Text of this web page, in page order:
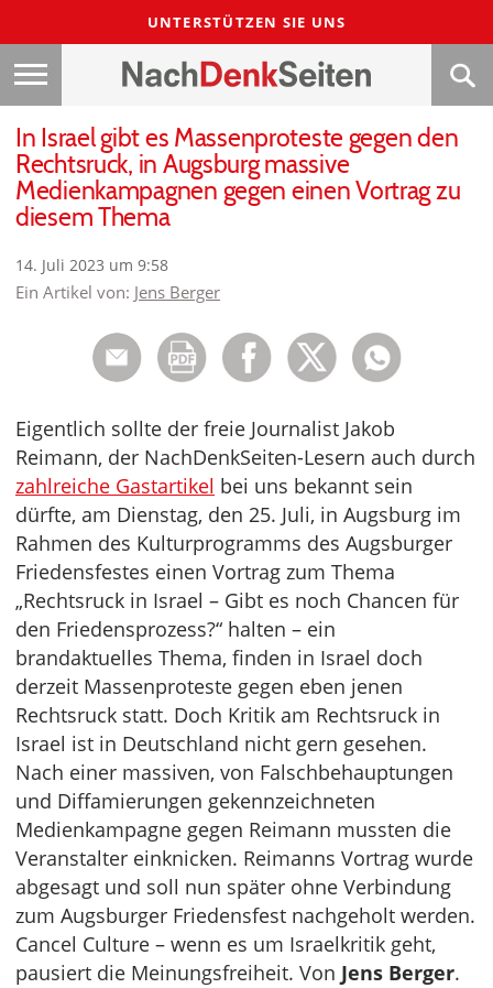
UNTERSTÜTZEN SIE UNS
In Israel gibt es Massenproteste gegen den
Rechtsruck, in Augsburg massive
Medienkampagnen gegen einen Vortrag zu
diesem Thema
14. Juli 2023 um 9:58
Ein Artikel von: Jens Berger
Eigentlich sollte der freie Journalist Jakob
Reimann, der NachDenkSeiten-Lesern auch durch
zahlreiche Gastartikel bei uns bekannt sein
dürfte, am Dienstag, den 25. Juli, in Augsburg im
Rahmen des Kulturprogramms des Augsburger
Friedensfestes einen Vortrag zum Thema
„Rechtsruck in Israel – Gibt es noch Chancen für
den Friedensprozess?“ halten – ein
brandaktuelles Thema, finden in Israel doch
derzeit Massenproteste gegen eben jenen
Rechtsruck statt. Doch Kritik am Rechtsruck in
Israel ist in Deutschland nicht gern gesehen.
Nach einer massiven, von Falschbehauptungen
und Diffamierungen gekennzeichneten
Medienkampagne gegen Reimann mussten die
Veranstalter einknicken. Reimanns Vortrag wurde
abgesagt und soll nun später ohne Verbindung
zum Augsburger Friedensfest nachgeholt werden.
Cancel Culture – wenn es um Israelkritik geht,
pausiert die Meinungsfreiheit. Von Jens Berger.